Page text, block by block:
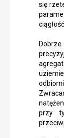
się
przy